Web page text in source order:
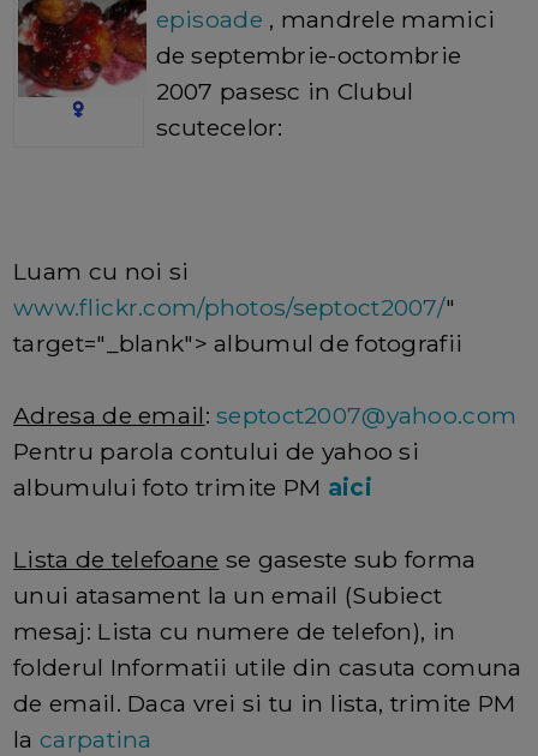
episoade , mandrele mamici
de septembrie-octombrie
2007 pasesc in Clubul
scutecelor:
Luam cu noi si
www.flickr.com/photos/septoct2007/"
target="_blank"> albumul de fotografii
Adresa de email:septoct2007@yahoo.com
Pentru parola contului de yahoo si
albumului foto trimite PM aici
Lista de telefoane se gaseste sub forma
unui atasament la un email (Subiect
mesaj: Lista cu numere de telefon), in
folderul Informatii utile din casuta comuna
de email. Daca vrei si tu in lista, trimite PM
lacarpatina